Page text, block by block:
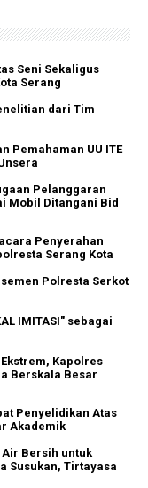
Seni Sekaligus
Serang
dari Tim
Pemahaman UU ITE
Pelanggaran
Mobil Ditangani Bid
Penyerahan
Serang Kota
Polresta Serkot
IMITASI" sebagai
Kapolres
Berskala Besar
Penyelidikan Atas
Akademik
Air Bersih untuk
Susukan, Tirtayasa